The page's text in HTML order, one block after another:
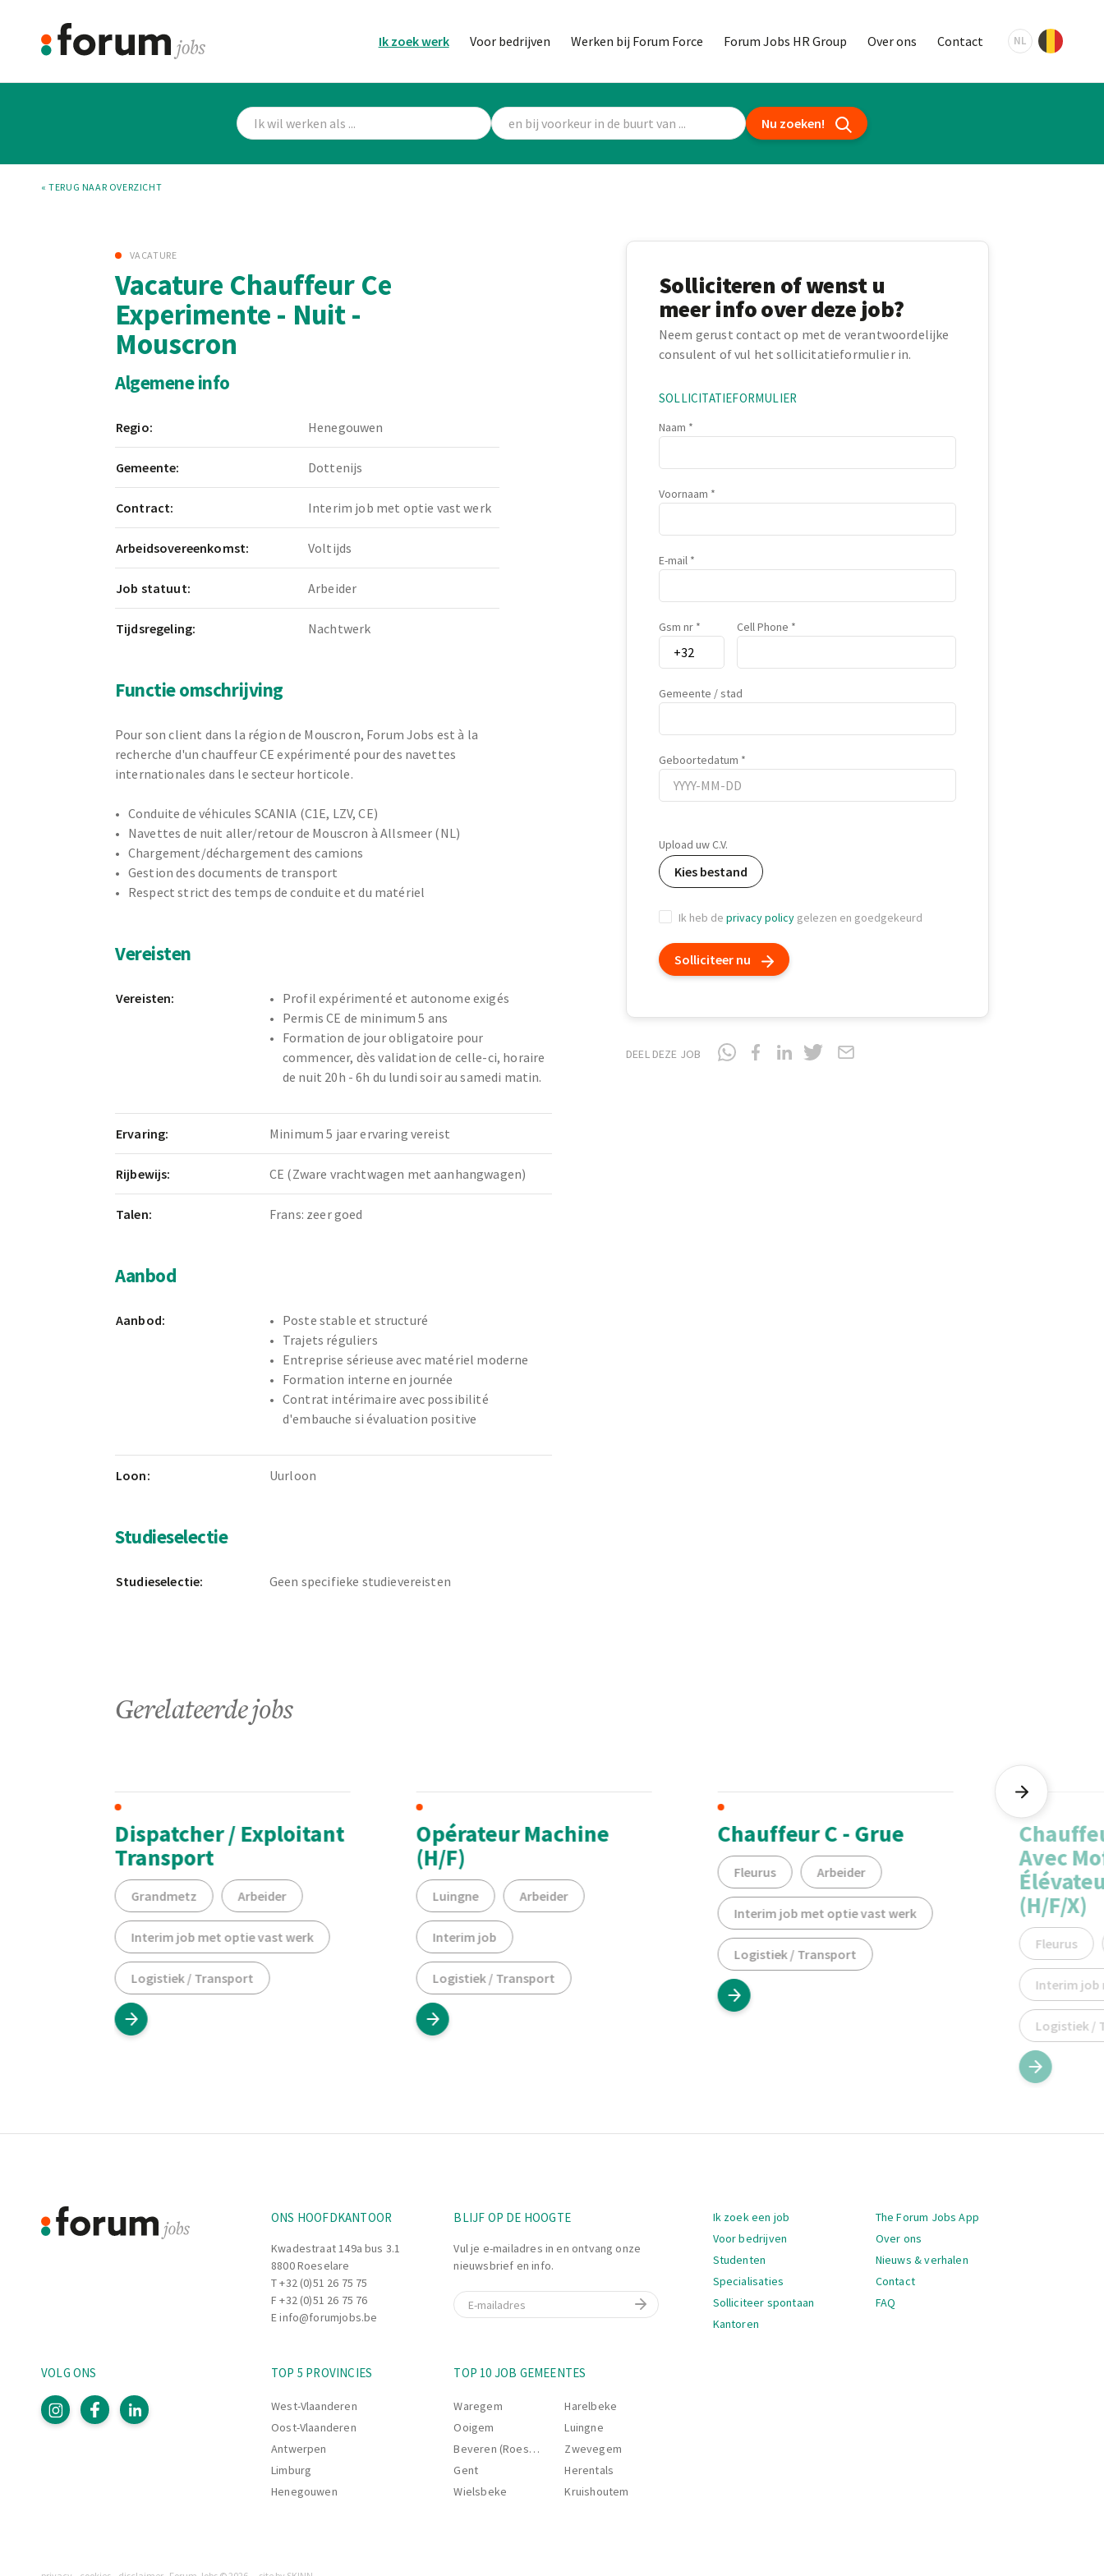
Ik zoek werk Voor bedrijven Werken bij Forum Force Forum Jobs HR Group Over ons Contact NL
Nu zoeken!
« TERUG NAAR OVERZICHT
VACATURE
Vacature Chauffeur Ce
Experimente - Nuit -
Mouscron
Algemene info
Regio: Henegouwen
Gemeente: Dottenijs
Contract: Interim job met optie vast werk
Arbeidsovereenkomst: Voltijds
Job statuut: Arbeider
Tijdsregeling: Nachtwerk
Functie omschrijving
Pour son client dans la région de Mouscron, Forum Jobs est à la
recherche d'un chauffeur CE expérimenté pour des navettes
internationales dans le secteur horticole.
Conduite de véhicules SCANIA (C1E, LZV, CE)
Navettes de nuit aller/retour de Mouscron à Allsmeer (NL)
Chargement/déchargement des camions
Gestion des documents de transport
Respect strict des temps de conduite et du matériel
Vereisten
Vereisten:
Profil expérimenté et autonome exigés
Permis CE de minimum 5 ans
Formation de jour obligatoire pour
commencer, dès validation de celle-ci, horaire
de nuit 20h - 6h du lundi soir au samedi matin.
Ervaring: Minimum 5 jaar ervaring vereist
Rijbewijs: CE (Zware vrachtwagen met aanhangwagen)
Talen: Frans: zeer goed
Aanbod
Aanbod:
Poste stable et structuré
Trajets réguliers
Entreprise sérieuse avec matériel moderne
Formation interne en journée
Contrat intérimaire avec possibilité
d'embauche si évaluation positive
Loon: Uurloon
Studieselectie
Studieselectie: Geen specifieke studievereisten
Solliciteren of wenst u
meer info over deze job?
Neem gerust contact op met de verantwoordelijke
consulent of vul het sollicitatieformulier in.
SOLLICITATIEFORMULIER
Naam
Voornaam
E-mail
Gsm nr Cell Phone
Gemeente / stad
Geboortedatum
Upload uw C.V.
Kies bestand
Ik heb de privacy policy gelezen en goedgekeurd
Solliciteer nu
DEEL DEZE JOB
Gerelateerde jobs
Dispatcher / Exploitant
Transport
Grandmetz Arbeider
Interim job met optie vast werk
Logistiek / Transport
Opérateur Machine
(H/F)
Luingne Arbeider
Interim job
Logistiek / Transport
Chauffeur C - Grue
Fleurus Arbeider
Interim job met optie vast werk
Logistiek / Transport
Avec
(H/F/X)
Fleurus
Interim job
Logistiek /
ONS HOOFDKANTOOR
Kwadestraat 149a bus 3.1
8800 Roeselare
T+32 (0)51 26 75 75
F +32 (0)51 26 75 76
Einfo@forumjobs.be
BLIJF OP DE HOOGTE
Vul je e-mailadres in en ontvang onze
nieuwsbrief en info.
E-mail
Navigatie
Ik zoek een job
Voor bedrijven
Studenten
Specialisaties
Solliciteer spontaan
Kantoren
The Forum Jobs App
Over ons
Nieuws & verhalen
Contact
FAQ
TOP 5 PROVINCIES
West-Vlaanderen
Oost-Vlaanderen
Antwerpen
Limburg
Henegouwen
TOP 10 JOB GEMEENTES
Waregem
Ooigem
Beveren (Roeselare)
Gent
Wielsbeke
Harelbeke
Luingne
Zwevegem
Herentals
Kruishoutem
VOLG ONS